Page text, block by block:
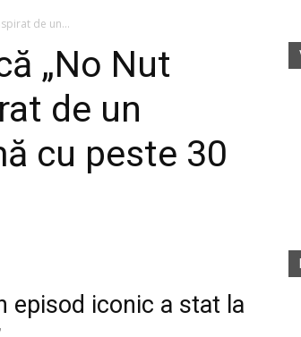
rele
de un...
„No Nut
de un
cu peste 30
episod iconic a stat la